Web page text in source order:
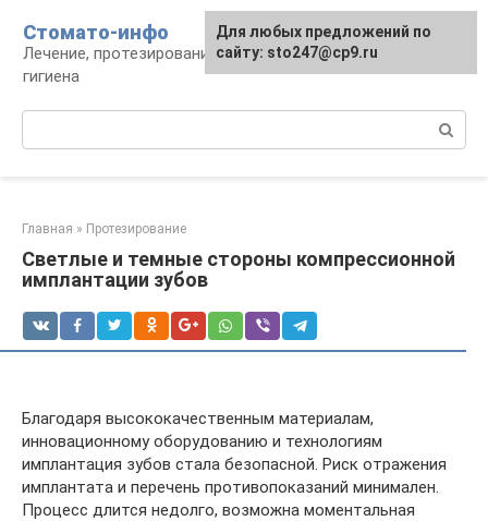
контенту
Стомато-инфо
Лечение, протезирование, ортодонтия,
гигиена
Главная » Протезирование
Светлые и темные стороны компрессионной
имплантации зубов
Благодаря высококачественным материалам,
инновационному оборудованию и технологиям
имплантация зубов стала безопасной. Риск отражения
имплантата и перечень противопоказаний минимален.
Процесс длится недолго, возможна моментальная
Для любых предложений по
сайту: sto247@cp9.ru